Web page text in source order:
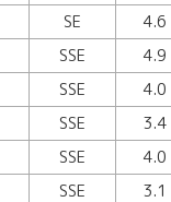
SE 4.6
SSE 4.9
SSE 4.0
SSE 3.4
SSE 4.0
SSE 3.1